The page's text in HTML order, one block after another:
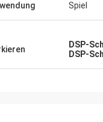
Spiel
DSP-
DSP-